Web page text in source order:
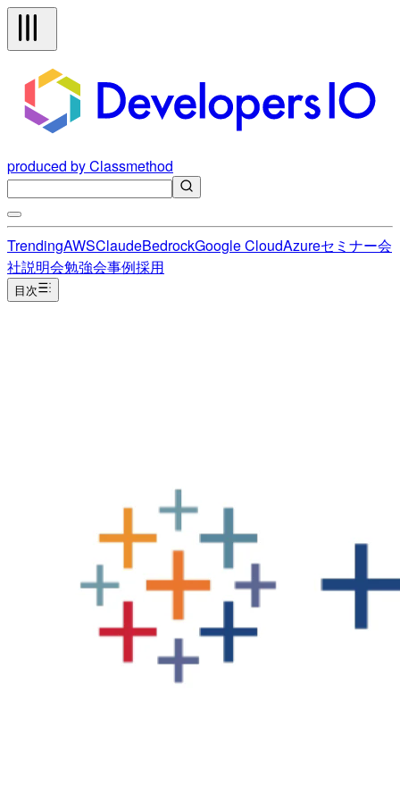
produced by Classmethod
TrendingAWSClaudeBedrockGoogle CloudAzureセミナー会
社説明会勉強会事例採用
目次